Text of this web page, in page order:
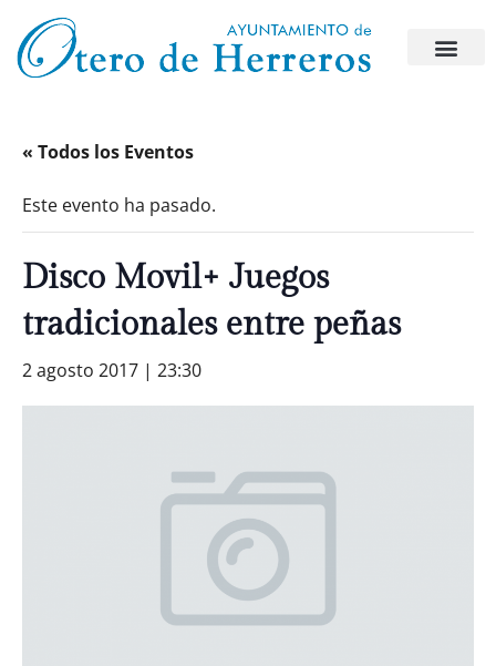
« Todos los Eventos
Este evento ha pasado.
Disco Movil+ Juegos
tradicionales entre peñas
2 agosto 2017 | 23:30